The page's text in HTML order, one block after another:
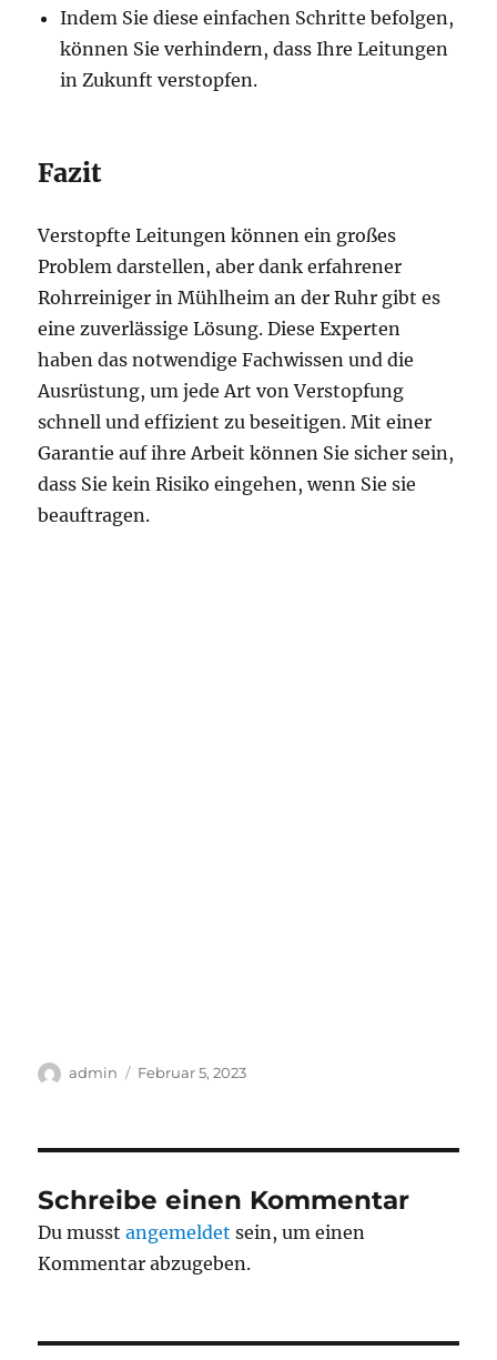
Indem Sie diese einfachen Schritte befolgen,
können Sie verhindern, dass Ihre Leitungen
in Zukunft verstopfen.
Fazit
Verstopfte Leitungen können ein großes
Problem darstellen, aber dank erfahrener
Rohrreiniger in Mühlheim an der Ruhr gibt es
eine zuverlässige Lösung. Diese Experten
haben das notwendige Fachwissen und die
Ausrüstung, um jede Art von Verstopfung
schnell und effizient zu beseitigen. Mit einer
Garantie auf ihre Arbeit können Sie sicher sein,
dass Sie kein Risiko eingehen, wenn Sie sie
beauftragen.
Autor
admin
Veröffentlicht
Februar 5, 2023
Schreibe einen Kommentar
Du musstangemeldet sein, um einen
Kommentar abzugeben.